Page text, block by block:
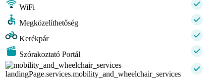
WiFi
Megközelíthetőség
Kerékpár
Szórakoztató Portál
landingPage.services.mobility_and_wheelchair_services